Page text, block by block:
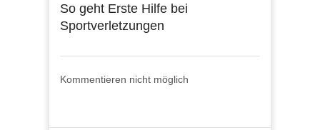
So geht Erste Hilfe bei
Sportverletzungen
Kommentieren nicht möglich